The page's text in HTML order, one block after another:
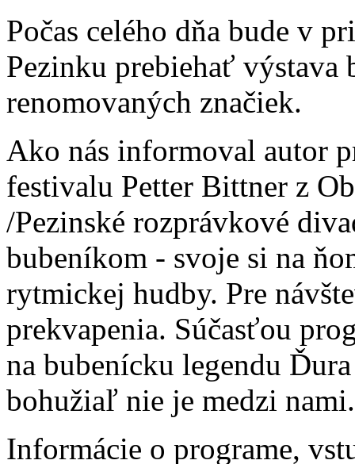
Počas celého dňa bude v
Pezinku prebiehať
renomovaných značiek.
Ako nás informoval autor
festivalu Petter Bittner z
/Pezinské rozprávkové
bubeníkom - svoje si na
rytmickej hudby. Pre
prekvapenia. Súčasťou
na bubenícku legendu
bohužiaľ nie je medzi nami.
Informácie o programe,